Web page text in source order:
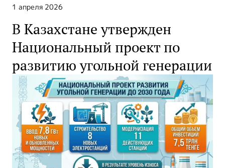
1 апреля 2026
В Казахстане утвержден
Национальный проект по
развитию угольной генерации